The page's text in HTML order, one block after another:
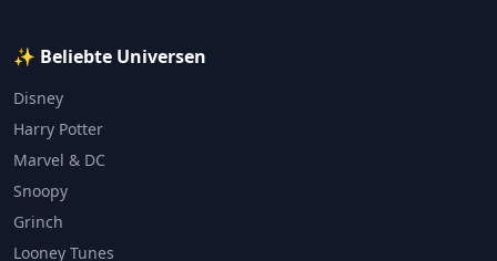
✨ Beliebte Universen
Disney
Harry Potter
Marvel & DC
Snoopy
Grinch
Looney Tunes